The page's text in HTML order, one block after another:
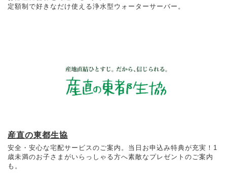
定額制で好きなだけ使える浄水型ウォーターサーバー。
産直の東都生協
安全・安心な宅配サービスのご案内。当日お申込み特典が充実！1
歳未満のお子さまがいらっしゃる方へ素敵なプレゼントのご案内
も。